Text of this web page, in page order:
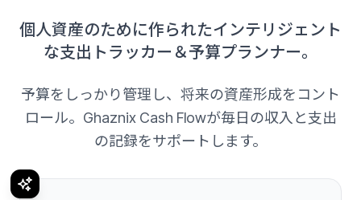
個人資産のために作られたインテリジェント
な支出トラッカー＆予算プランナー。
予算をしっかり管理し、将来の資産形成をコント
ロール。Ghaznix Cash Flowが毎日の収入と支出
の記録をサポートします。